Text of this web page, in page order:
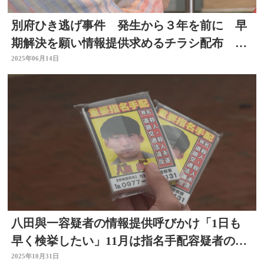
別府ひき逃げ事件 発生から３年を前に 早
期解決を願い情報提供求めるチラシ配布 大
分
2025年06月14日
八田與一容疑者の情報提供呼びかけ「1日も
早く検挙したい」11月は指名手配容疑者の捜
査強化月間 大分
2025年10月31日